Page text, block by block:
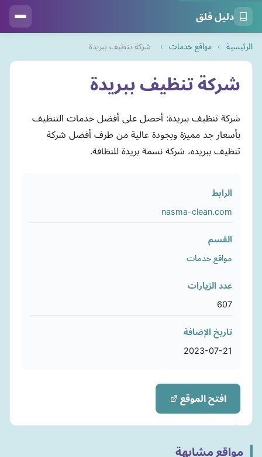
دليل فلق
الرئيسية › مواقع خدمات › شركة تنظيف ببريدة
شركة تنظيف ببريدة
شركة تنظيف ببريدة: أحصل على أفضل خدمات التنظيف
بأسعار جد مميزة وبجودة عالية من طرف أفضل شركة
تنظيف ببريده، شركة نسمة بريدة للنظافة.
الرابط
nasma-clean.com
القسم
مواقع خدمات
عدد الزيارات
607
تاريخ الإضافة
2023-07-21
افتح الموقع
مواقع مشابهة